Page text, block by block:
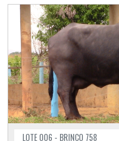
LOTE 006 - BRINCO 758